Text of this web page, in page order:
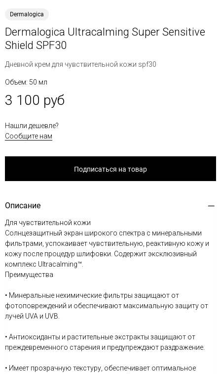
Dermalogica
Dermalogica Ultracalming Super Sensitive
Shield SPF30
Дневной крем для чувствительной кожи spf30
Объем: 50 мл
3 100 руб
Нашли дешевле?
Сообщите нам
Подписаться на товар
Описание
Для чувствительной кожи
Солнцезащитный экран широкого спектра с минеральными
фильтрами, успокаивает чувствительную, реактивную кожу и
кожу после процедур шлифовки. Содержит эксклюзивный
комплекс Ultracalming™.
Преимущества
• Минеральные нехимические фильтры защищают от
фотоповреждений и обеспечивают максимальную защиту от
лучей UVA и UVB.
• Антиоксиданты и растительные экстракты защищают от
преждевременного старения и предупреждают раздражение.
• Имеет прозрачную текстуру, обеспечивает оптимальное